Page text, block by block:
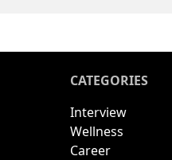
CATEGORIES
Interview
Wellness
Career